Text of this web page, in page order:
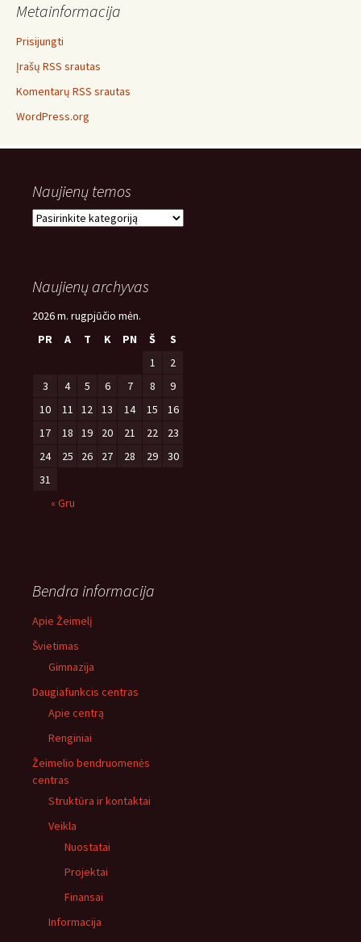
Metainformacija
Prisijungti
Įrašų RSS srautas
Komentarų RSS srautas
WordPress.org
Naujienų temos
Naujienų
Naujienų archyvas
2026 m. rugpjūčio mėn.
PR
A T K PN Š
S
1
2
3
4 5 6 7 8
9
10
11 12 13 14 15
16
17
18 19 20 21 22
23
24
25 26 27 28 29
30
31
« Gru
Bendra informacija
Apie Žeimelį
Švietimas
Gimnazija
Daugiafunkcis centras
Apie centrą
Renginiai
Žeimelio bendruomenės
centras
Struktūra ir kontaktai
Veikla
Nuostatai
Projektai
Finansai
Informacija